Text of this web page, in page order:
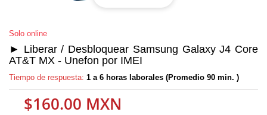
Solo online
► Liberar / Desbloquear Samsung Galaxy J4 Core
AT&T MX - Unefon por IMEI
Tiempo de respuesta: 1 a 6 horas laborales (Promedio 90 min. )
$160.00 MXN